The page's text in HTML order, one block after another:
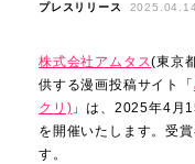
プレスリリース 2025.04.14
株式会社アムタス(東京
供する漫画投稿サイト「
クリ) 」は、2025年4月
を開催いたします。受
す。